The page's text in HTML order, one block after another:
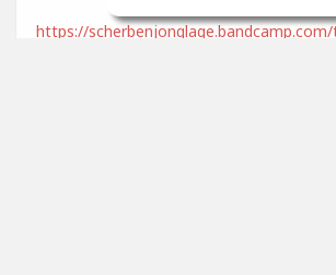
https://